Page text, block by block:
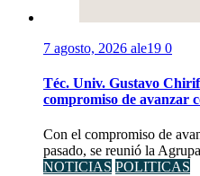
7 agosto, 2026 ale19 0
Téc. Univ. Gustavo
compromiso de avanzar
Con el compromiso de
pasado, se reunió la
NOTICIAS POLITICAS